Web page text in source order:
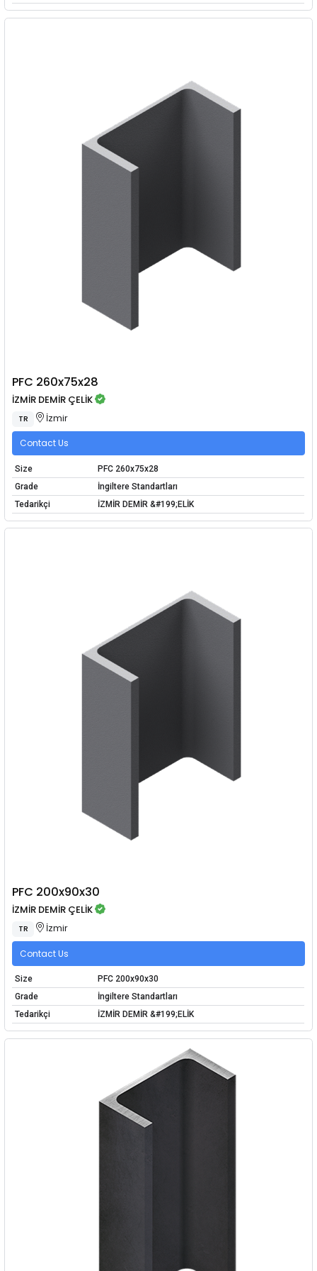
PFC 260x75x28
İZMİR DEMİR ÇELİK
TR İzmir
Contact Us
Size
PFC 260x75x28
Grade
İngiltere Standartları
Tedarikçi
İZMİR DEMİR &#199;ELİK
PFC 200x90x30
İZMİR DEMİR ÇELİK
TR İzmir
Contact Us
Size
PFC 200x90x30
Grade
İngiltere Standartları
Tedarikçi
İZMİR DEMİR &#199;ELİK